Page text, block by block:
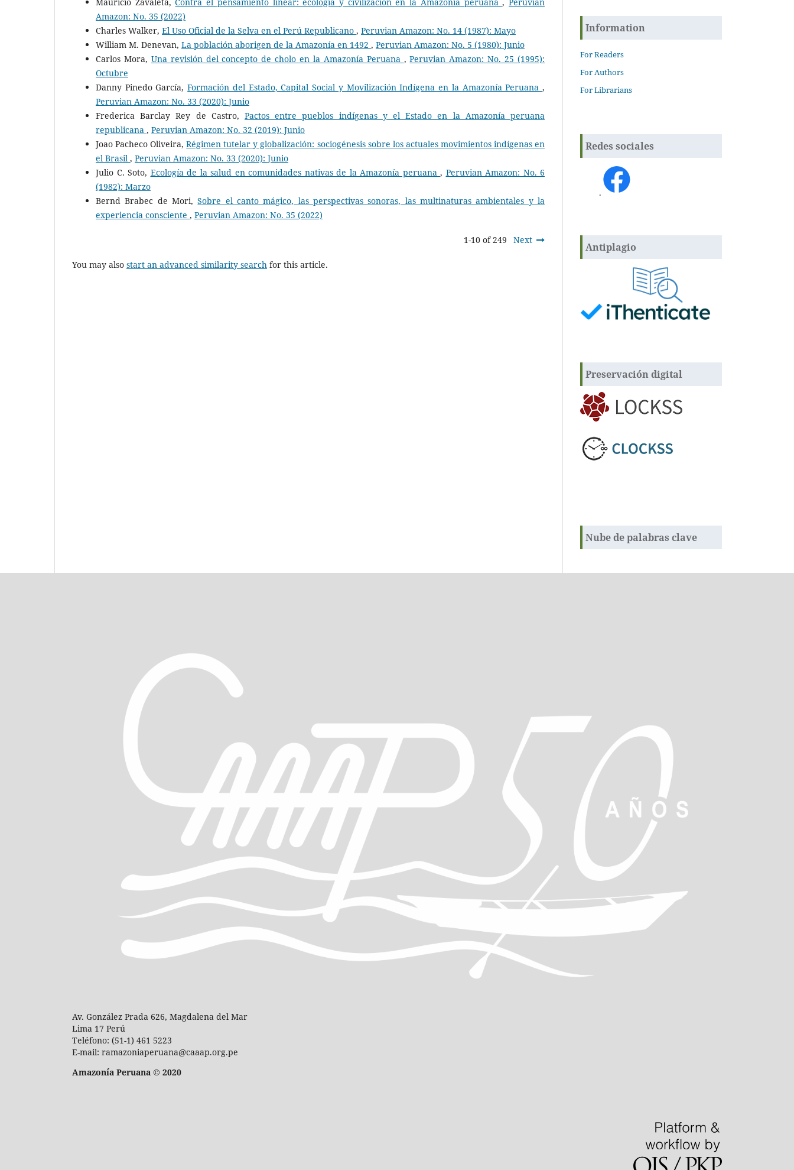
Amazon: No. 35 (2022)
Charles Walker, El Uso Oficial de la Selva en el Perú Republicano , Peruvian Amazon: No. 14 (1987): Mayo
William M. Denevan, La población aborigen de la Amazonía en 1492 , Peruvian Amazon: No. 5 (1980): Junio
Carlos Mora, Una revisión del concepto de cholo en la Amazonía Peruana ,Peruvian Amazon: No. 25 (1995):
Octubre
Danny Pinedo García,Formación del Estado, Capital Social y Movilización Indígena en la Amazonía Peruana,
Peruvian Amazon: No. 33 (2020): Junio
Frederica Barclay Rey de Castro, Pactos entre pueblos indígenas y el Estado en la Amazonía peruana
republicana , Peruvian Amazon: No. 32 (2019): Junio
Joao Pacheco Oliveira,Régimen tutelar y globalización: sociogénesis sobre los actuales movimientos indígenas en
el Brasil , Peruvian Amazon: No. 33 (2020): Junio
Julio C. Soto, Ecología de la salud en comunidades nativas de la Amazonía peruana , Peruvian Amazon: No. 6
(1982): Marzo
Bernd Brabec de Mori,Sobre el canto mágico, las perspectivas sonoras, las multinaturas ambientales y la
experiencia consciente , Peruvian Amazon: No. 35 (2022)
1-10 of 249 Next
You may also start an advanced similarity search for this article.
Information
For Readers
For Authors
For Librarians
Redes sociales
.
Antiplagio
Preservación digital
Nube de palabras clave
Av. González Prada 626, Magdalena del Mar
Lima 17 Perú
Teléfono: (51-1) 461 5223
E-mail: ramazoniaperuana@caaap.org.pe
Amazonía Peruana © 2020